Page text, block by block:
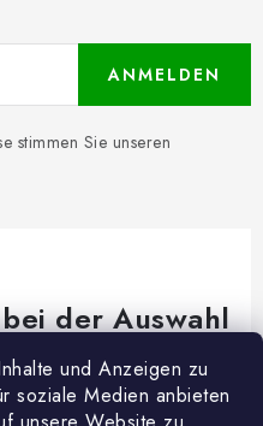
und Anzeigen zu
soziale Medien anbieten
stimmen Sie unseren
ANMELDEN
der Auswahl
Wir sind für dich da!
@woodycrafts.de